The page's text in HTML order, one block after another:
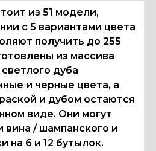
из 51 модели,
с 5 вариантами цвета
получить до 255
из массива
дуба
и черные цвета, а
и дубом остаются
виде. Они могут
вина / шампанского и
на 6 и 12 бутылок.